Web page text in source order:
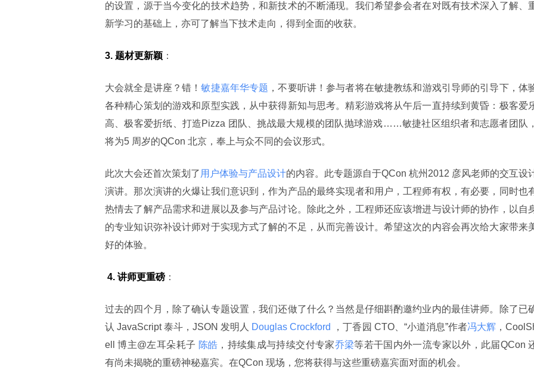
的设置，源于当今变化的技术趋势，和新技术的不断涌现。我们希望参会者在对既有技术深入了解、
新学习的基础上，亦可了解当下技术走向，得到全面的收获。
3. 题材更新颖 ：
大会就全是讲座？错！敏捷嘉年华专题 ，不要听讲！参与者将在敏捷教练和游戏引导师的引导下，体
各种精心策划的游戏和原型实践，从中获得新知与思考。精彩游戏将从午后一直持续到黄昏：极客爱
高、极客爱折纸、打造Pizza 团队、挑战最大规模的团队抛球游戏……敏捷社区组织者和志愿者团队，
将为5 周岁的QCon 北京，奉上与众不同的会议形式。
此次大会还首次策划了 用户体验与产品设计的内容。此专题源自于QCon 杭州2012 彦风老师的交互设
演讲。那次演讲的火爆让我们意识到，作为产品的最终实现者和用户，工程师有权，有必要，同时也
热情去了解产品需求和进展以及参与产品讨论。除此之外，工程师还应该增进与设计师的协作，以自
的专业知识弥补设计师对于实现方式了解的不足，从而完善设计。希望这次的内容会再次给大家带来
好的体验。
4. 讲师更重磅 ：
过去的四个月，除了确认专题设置，我们还做了什么？当然是仔细斟酌邀约业内的最佳讲师。除了已
认 JavaScript 泰斗，JSON 发明人 Douglas Crockford ，丁香园 CTO、“小道消息”作者冯大辉 ，
ell 博主@左耳朵耗子 陈皓 ，持续集成与持续交付专家乔梁等若干国内外一流专家以外，此届QCon
有尚未揭晓的重磅神秘嘉宾。在QCon 现场，您将获得与这些重磅嘉宾面对面的机会。